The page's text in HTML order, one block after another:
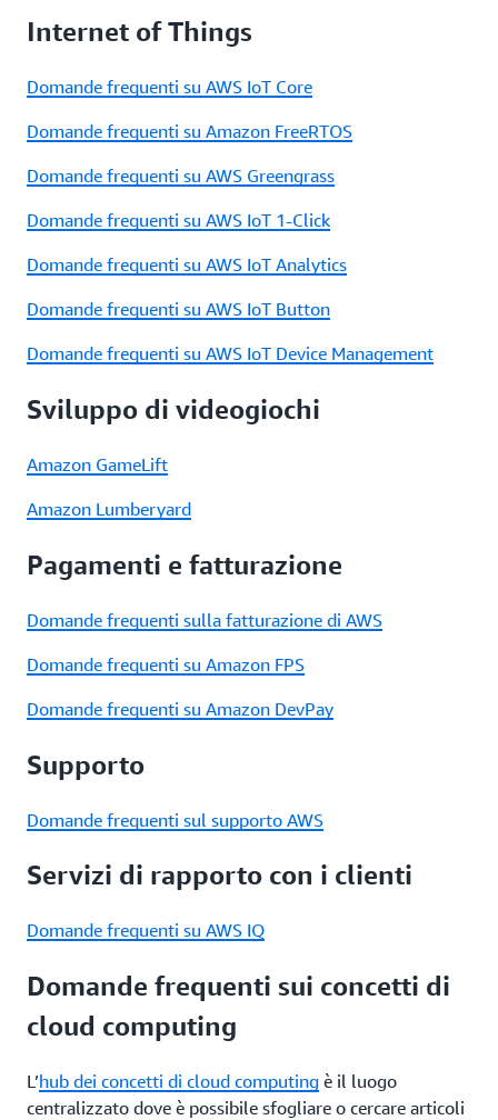
Internet of Things
Domande frequenti su AWS IoT Core
Domande frequenti su Amazon FreeRTOS
Domande frequenti su AWS Greengrass
Domande frequenti su AWS IoT 1-Click
Domande frequenti su AWS IoT Analytics
Domande frequenti su AWS IoT Button
Domande frequenti su AWS IoT Device Management
Sviluppo di videogiochi
Amazon GameLift
Amazon Lumberyard
Pagamenti e fatturazione
Domande frequenti sulla fatturazione di AWS
Domande frequenti su Amazon FPS
Domande frequenti su Amazon DevPay
Supporto
Domande frequenti sul supporto AWS
Servizi di rapporto con i clienti
Domande frequenti su AWS IQ
Domande frequenti sui concetti di
cloud computing
L’hub dei concetti di cloud computing è il luogo
centralizzato dove è possibile sfogliare o cercare articoli